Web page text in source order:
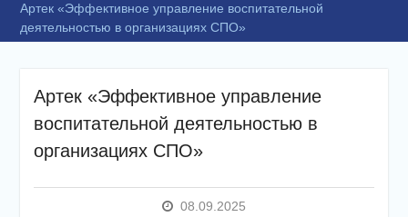
Артек «Эффективное управление воспитательной
деятельностью в организациях СПО»
Артек «Эффективное управление
воспитательной деятельностью в
организациях СПО»
08.09.2025